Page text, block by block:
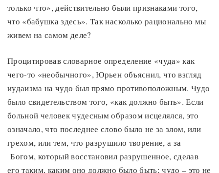
только что», действительно были признаками того,
что «бабушка здесь». Так насколько рационально мы
живем на самом деле?
Процитировав словарное определение «чуда» как
чего-то «необычного», Юрьен объяснил, что взгляд
иудаизма на чудо был прямо противоположным. Чудо
было свидетельством того, «как должно быть». Если
больной человек чудесным образом исцелялся, это
означало, что последнее слово было не за злом, или
грехом, или тем, что разрушило творение, а за
Богом, который восстановил разрушенное, сделав
его таким, каким оно должно было быть; чудо – это не